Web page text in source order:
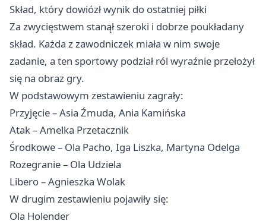
Skład, który dowiózł wynik do ostatniej piłki
Za zwycięstwem stanął szeroki i dobrze poukładany
skład. Każda z zawodniczek miała w nim swoje
zadanie, a ten sportowy podział ról wyraźnie przełożył
się na obraz gry.
W podstawowym zestawieniu zagrały:
Przyjęcie – Asia Źmuda, Ania Kamińska
Atak – Amelka Przetacznik
Środkowe – Ola Pacho, Iga Liszka, Martyna Odelga
Rozegranie – Ola Udziela
Libero – Agnieszka Wolak
W drugim zestawieniu pojawiły się:
Ola Holender